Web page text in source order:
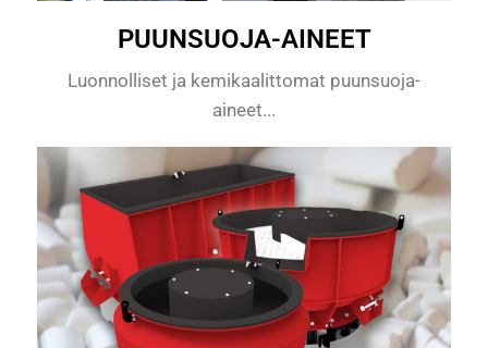
PUUNSUOJA-AINEET
Luonnolliset ja kemikaalittomat puunsuoja-
aineet...